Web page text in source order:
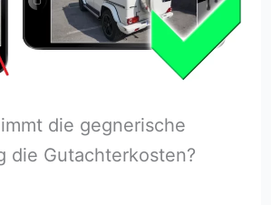
die gegnerische
die Gutachterkosten?